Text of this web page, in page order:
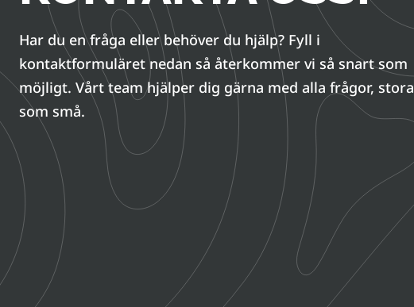
Har du en fråga eller behöver du hjälp? Fyll i
kontaktformuläret nedan så återkommer vi så snart som
möjligt. Vårt team hjälper dig gärna med alla frågor, stora
som små.